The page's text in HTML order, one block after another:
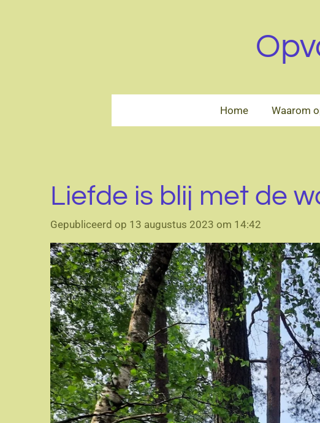
Home Waarom
Liefde is blij met de
Gepubliceerd op 13 augustus 2023 om 14:42